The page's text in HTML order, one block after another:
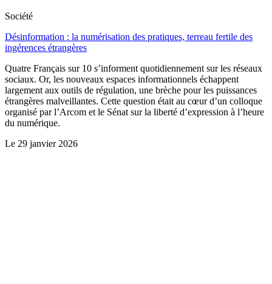
Société
Désinformation : la numérisation des pratiques, terreau fertile des
ingérences étrangères
Quatre Français sur 10 s’informent quotidiennement sur les réseaux
sociaux. Or, les nouveaux espaces informationnels échappent
largement aux outils de régulation, une brèche pour les puissances
étrangères malveillantes. Cette question était au cœur d’un colloque
organisé par l’Arcom et le Sénat sur la liberté d’expression à l’heure
du numérique.
Le 29 janvier 2026